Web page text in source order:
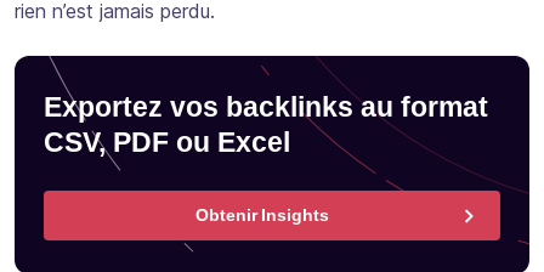
rien n’est jamais perdu.
Exportez vos backlinks au format
CSV, PDF ou Excel
Obtenir Insights